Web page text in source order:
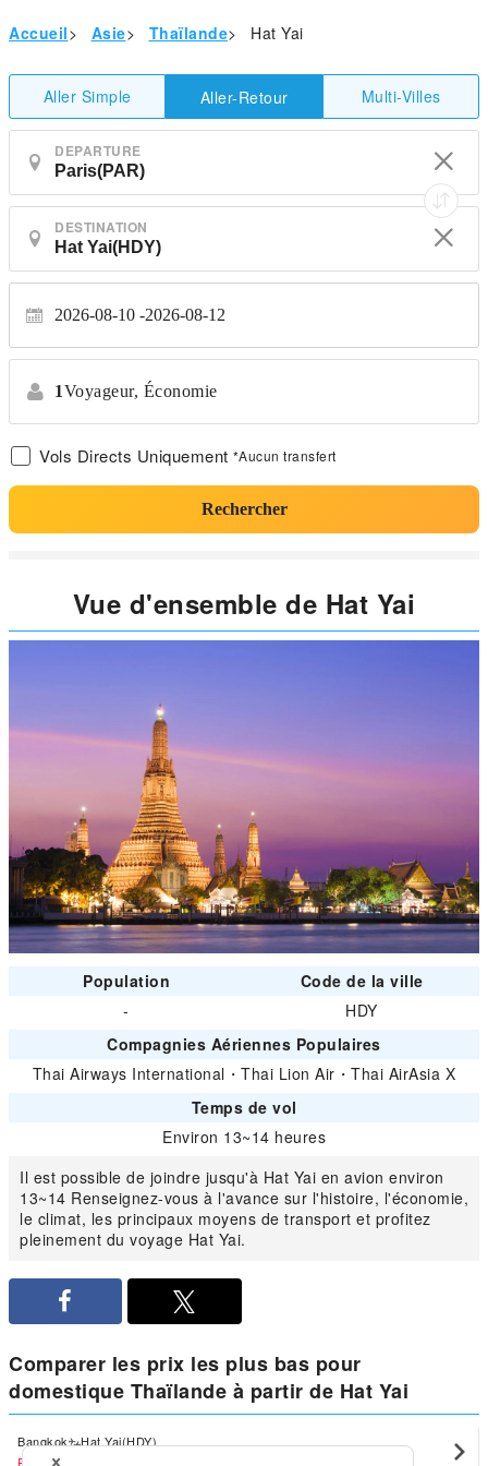
Accueil> Asie> Thaïlande> Hat Yai
Aller Simple Aller-Retour Multi-Villes
DEPARTURE
DESTINATION
2026-08-10 2026-08-12
1Voyageur, Économie
Vols Directs Uniquement *Aucun transfert
Rechercher
Vue d'ensemble de Hat Yai
Population
Code de la ville
-
HDY
Compagnies Aériennes Populaires
Thai Airways International ・Thai Lion Air ・Thai AirAsia X
Temps de vol
Environ 13~14 heures
Il est possible de joindre jusqu'à Hat Yai en avion environ
13~14 Renseignez-vous à l'avance sur l'histoire, l'économie,
le climat, les principaux moyens de transport et profitez
pleinement du voyage Hat Yai.
Comparer les prix les plus bas pour
domestique Thaïlande à partir de Hat Yai
Bangkok Hat Yai(HDY)